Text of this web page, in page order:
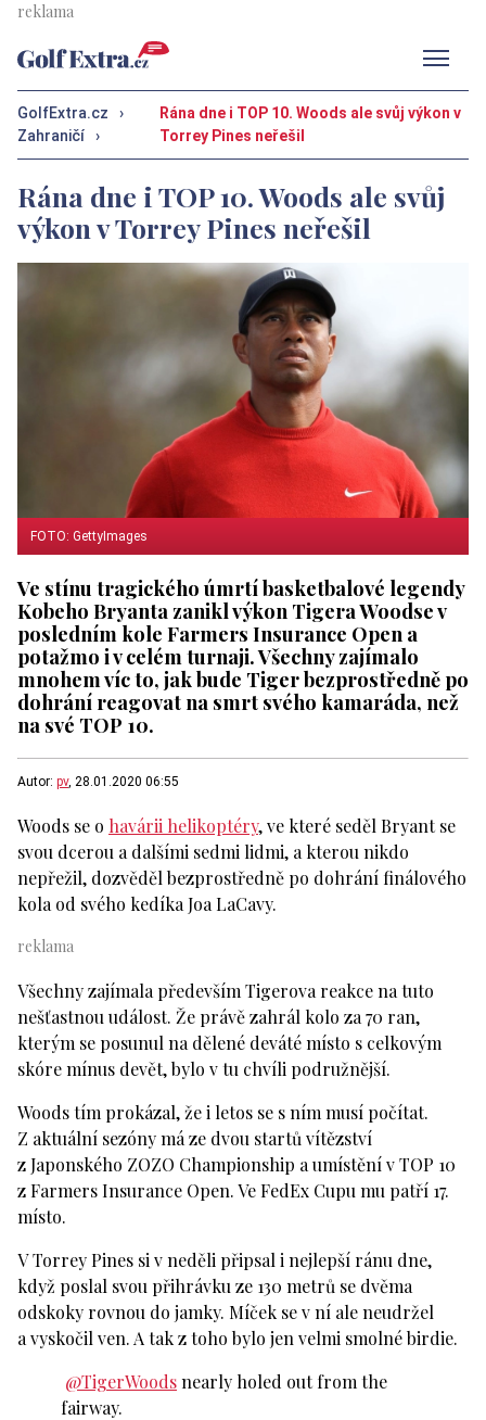
GolfExtra.cz
›
Zahraničí
›
Rána dne i TOP 10. Woods ale svůj výkon v
Torrey Pines neřešil
Rána dne i TOP 10. Woods ale svůj
výkon v Torrey Pines neřešil
FOTO: GettyImages
Ve stínu tragického úmrtí basketbalové legendy
Kobeho Bryanta zanikl výkon Tigera Woodse v
posledním kole Farmers Insurance Open a
potažmo i v celém turnaji. Všechny zajímalo
mnohem víc to, jak bude Tiger bezprostředně po
dohrání reagovat na smrt svého kamaráda, než
na své TOP 10.
Autor: pv, 28.01.2020 06:55
Woods se o havárii helikoptéry, ve které seděl Bryant se
svou dcerou a dalšími sedmi lidmi, a kterou nikdo
nepřežil, dozvěděl bezprostředně po dohrání finálového
kola od svého kedíka Joa LaCavy.
Všechny zajímala především Tigerova reakce na tuto
nešťastnou událost. Že právě zahrál kolo za 70 ran,
kterým se posunul na dělené deváté místo s celkovým
skóre mínus devět, bylo v tu chvíli podružnější.
Woods tím prokázal, že i letos se s ním musí počítat.
Z aktuální sezóny má ze dvou startů vítězství
z Japonského ZOZO Championship a umístění v TOP 10
z Farmers Insurance Open. Ve FedEx Cupu mu patří 17.
místo.
V Torrey Pines si v neděli připsal i nejlepší ránu dne,
když poslal svou přihrávku ze 130 metrů se dvěma
odskoky rovnou do jamky. Míček se v ní ale neudržel
a vyskočil ven. A tak z toho bylo jen velmi smolné birdie.
@TigerWoodsnearly holed out from the
fairway.